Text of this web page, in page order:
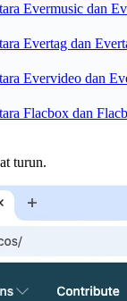
Evermusic dan
Evertag dan
Evervideo dan
Flacbox dan
turun.